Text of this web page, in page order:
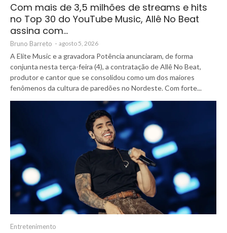
Com mais de 3,5 milhões de streams e hits
no Top 30 do YouTube Music, Allê No Beat
assina com…
Bruno Barreto - agosto 5, 2026
A Elite Music e a gravadora Potência anunciaram, de forma
conjunta nesta terça-feira (4), a contratação de Allê No Beat,
produtor e cantor que se consolidou como um dos maiores
fenômenos da cultura de paredões no Nordeste. Com forte...
Entretenimento